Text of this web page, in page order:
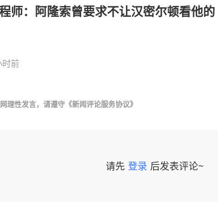
师：阿隆索曾要求不让汉密尔顿看他的
时前
理性发言，请遵守 《新闻评论服务协议》
请先 登录 后发表评论~